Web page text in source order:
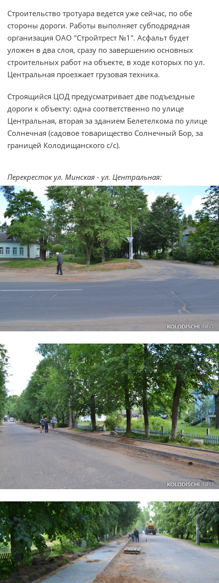
Строительство тротуара ведется уже сейчас, по обе
стороны дороги. Работы выполняет субподрядная
организация ОАО "Стройтрест №1". Асфальт будет
уложен в два слоя, сразу по завершению основных
строительных работ на объекте, в ходе которых по ул.
Центральная проезжает грузовая техника.
Строящийся ЦОД предусматривает две подъездные
дороги к объекту: одна соответственно по улице
Центральная, вторая за зданием Белетелкома по улице
Солнечная (садовое товарищество Солнечный Бор, за
границей Колодищанского c/c).
Перекресток ул. Минская - ул. Центральная: